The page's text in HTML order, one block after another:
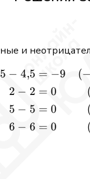
и
5 − 4,5
2 − 2
5 − 5
6 − 6
= −9
= 0
= 0
= 0
(